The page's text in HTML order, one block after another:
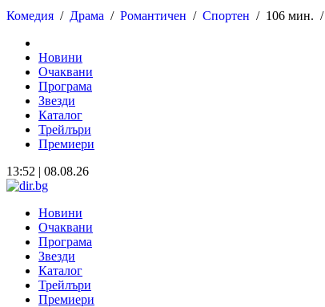
Комедия / Драма / Романтичен / Спортен / 106 мин. /
Новини
Очаквани
Програма
Звезди
Каталог
Трейлъри
Премиери
13:52 | 08.08.26
Новини
Очаквани
Програма
Звезди
Каталог
Трейлъри
Премиери